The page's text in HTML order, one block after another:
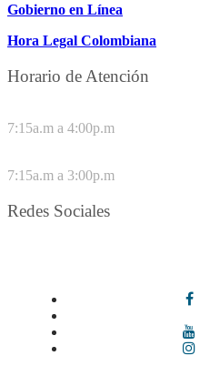
Gobierno en Línea
Hora Legal Colombiana
Horario de Atención
7:15a.m a 4:00p.m
7:15a.m a 3:00p.m
Redes Sociales